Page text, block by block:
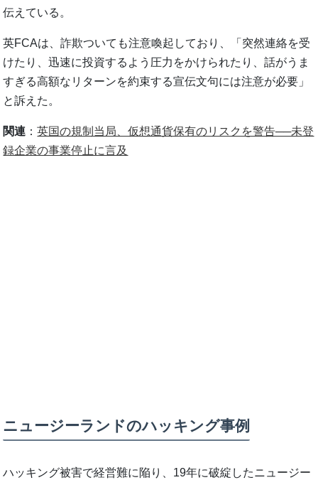
伝えている。
英FCAは、詐欺ついても注意喚起しており、「突然連絡を受
けたり、迅速に投資するよう圧力をかけられたり、話がうま
すぎる高額なリターンを約束する宣伝文句には注意が必要」
と訴えた。
関連 ：英国の規制当局、仮想通貨保有のリスクを警告──未登
録企業の事業停止に言及
ニュージーランドのハッキング事例
ハッキング被害で経営難に陥り、19年に破綻したニュージー